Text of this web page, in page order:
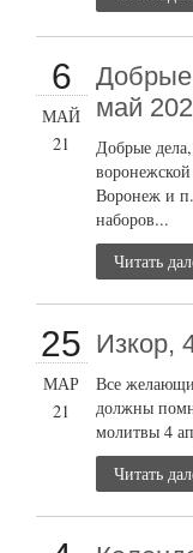
6
МАЙ
21
Добрые
май
Добрые
Воронеж и
наборов...
Читать
25
МАР
21
Изкор,
Все
должны
молитвы 4
Читать